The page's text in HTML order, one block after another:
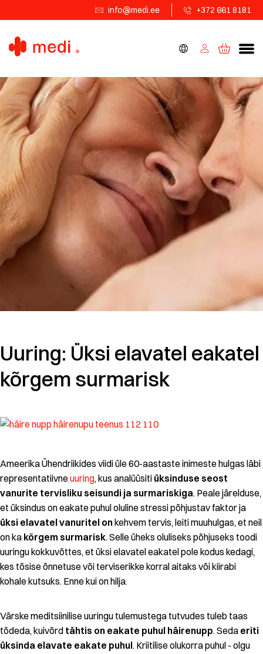
info@medi.ee +372 661 8181
Uuring: Üksi elavatel eakatel
kõrgem surmarisk
Ameerika Ühendriikides viidi üle 60-aastaste inimeste hulgas läbi
representatiivneuuring, kus analüüsiti üksinduse seost
vanurite tervisliku seisundi ja surmariskiga. Peale järelduse,
et üksindus on eakate puhul oluline stressi põhjustav faktor ja
üksi elavatel vanuritel onkehvem tervis, leiti muuhulgas, et neil
on ka kõrgem surmarisk. Selle üheks oluliseks põhjuseks toodi
uuringu kokkuvõttes, et üksi elavatel eakatel pole kodus kedagi,
kes tõsise õnnetuse või terviserikke korral aitaks või kiirabi
kohale kutsuks. Enne kui on hilja.
Värske meditsiinilise uuringu tulemustega tutvudes tuleb taas
tõdeda, kuivõrd tähtis on eakate puhul häirenupp. Seda eriti
üksinda elavate eakate puhul. Kriitilise olukorra puhul - olgu